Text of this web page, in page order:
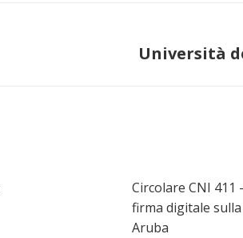
Università
Circolare CNI 411
firma digitale
Aruba